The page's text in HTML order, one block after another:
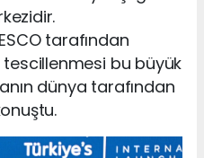
tarafından
tescillenmesi bu büyük
dünya tarafından